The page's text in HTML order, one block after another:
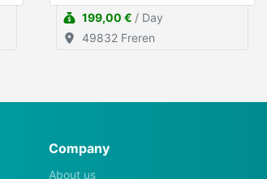
199,00 € / Day
49832 Freren
Company
About us